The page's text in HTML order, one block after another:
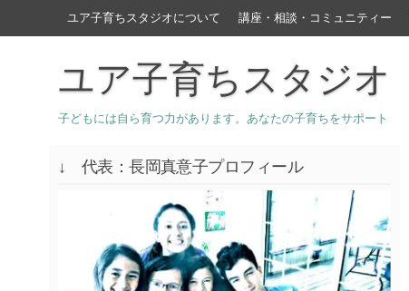
ユア子育ちスタジオについて 講座・相談・コミュニティー
ユア子育ちスタジオ
子どもには自ら育つ力があります。あなたの子育ちをサポート
↓ 代表：長岡真意子プロフィール